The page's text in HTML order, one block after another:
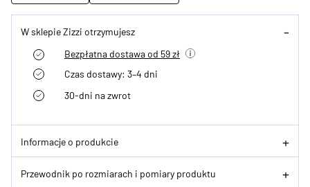
W sklepie Zizzi otrzymujesz
Bezpłatna dostawa od 59 zł
Czas dostawy: 3–4 dni
30-dni na zwrot
Informacje o produkcie
Przewodnik po rozmiarach i pomiary produktu